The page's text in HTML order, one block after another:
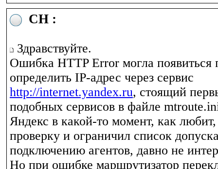
CH :
Здравствуйте.
Ошибка HTTP Error могла появиться
определить IP-адрес через сервис
http://internet.yandex.ru, стоящий
подобных сервисов в файле
Яндекс в какой-то момент, как
проверку и ограничил список
подключению агентов, давно не
Но при ошибке маршрутизатор